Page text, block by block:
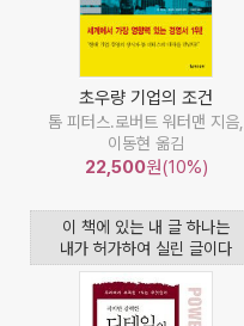
초우량 기업의 조건
톰 피터스.로버트 워터맨 지음,
이동현 옮김
22,500원(10%)
이 책에 있는 내 글 하나는
내가 허가하여 실린 글이다